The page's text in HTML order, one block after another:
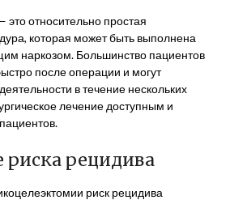
относительно простая
которая может быть выполнена
наркозом. Большинство пациентов
после операции и могут
в течение нескольких
лечение доступным и
рецидива
риск рецидива